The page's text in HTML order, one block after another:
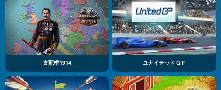
支配権1914 ユナイテッドＧＰ